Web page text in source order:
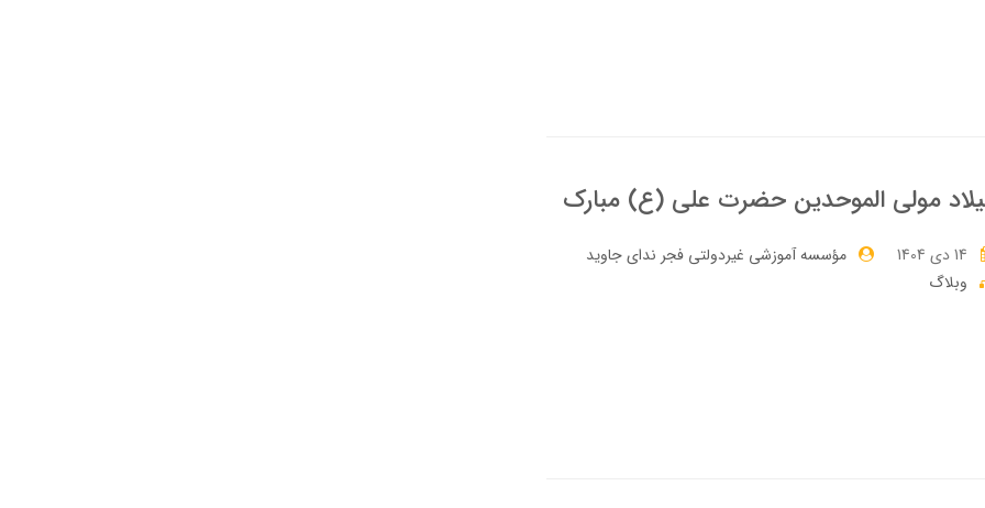
مولی الموحدین حضرت علی (ع) مبارک
مؤسسه آموزشی غیردولتی فجر ندای جاوید
وبلاگ